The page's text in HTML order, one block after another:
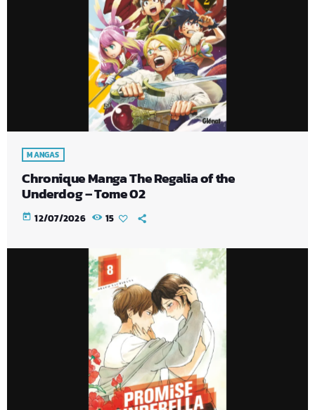
MANGAS
Chronique Manga The Regalia of the
Underdog – Tome 02
today 12/07/2026 15